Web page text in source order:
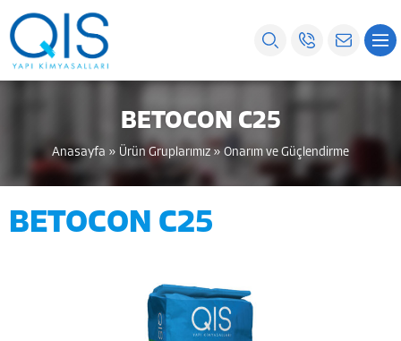
BETOCON C25
Anasayfa » Ürün Gruplarımız » Onarım ve Güçlendirme
BETOCON C25